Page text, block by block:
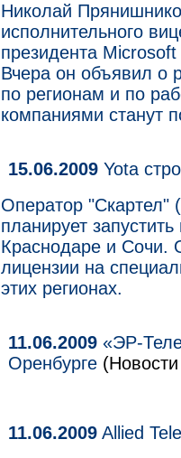
Николай
исполнительного
президента
Вчера он объявил о
по регионам и по
компаниями станут
15.06.2009 Yota
Оператор "Скартел"
планирует
Краснодаре и Сочи.
лицензии на
этих регионах.
11.06.2009 «ЭР-
Оренбурге (Новости
11.06.2009 Allied